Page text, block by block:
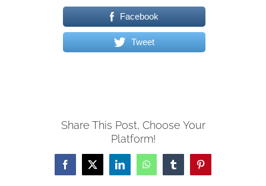
Facebook
Tweet
Share This Post, Choose Your
Platform!
Facebook
X LinkedInWhatsAppTumblrPinterest